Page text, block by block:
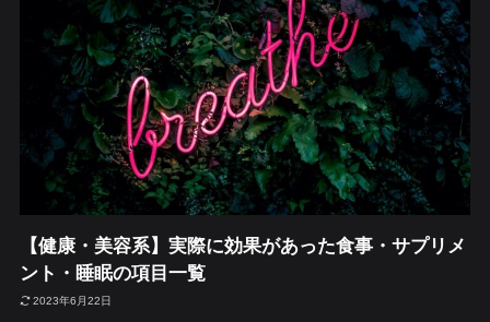
【健康・美容系】実際に効果があった食事・サプリメ
ント・睡眠の項目一覧
2023年6月22日